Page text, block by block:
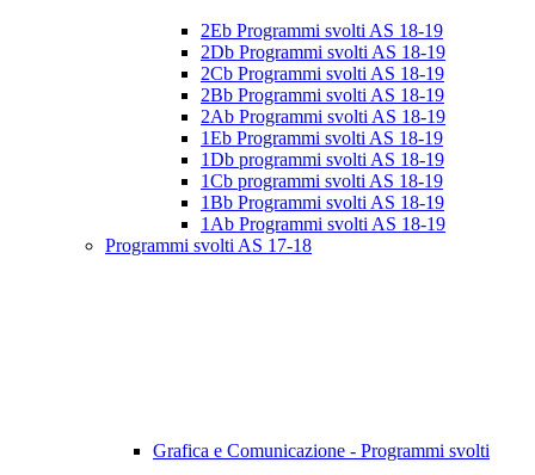
2Eb Programmi svolti AS 18-19
2Db Programmi svolti AS 18-19
2Cb Programmi svolti AS 18-19
2Bb Programmi svolti AS 18-19
2Ab Programmi svolti AS 18-19
1Eb Programmi svolti AS 18-19
1Db programmi svolti AS 18-19
1Cb programmi svolti AS 18-19
1Bb Programmi svolti AS 18-19
1Ab Programmi svolti AS 18-19
Programmi svolti AS 17-18
Grafica e Comunicazione - Programmi svolti